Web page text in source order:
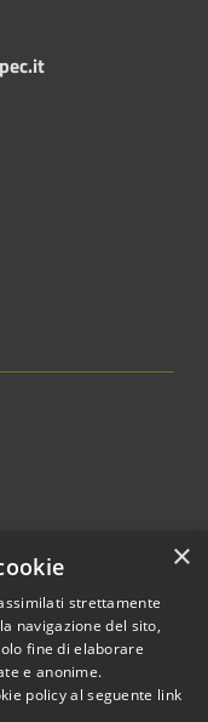
© 2026 • Comune di
Stefano di Cadore •
×
strettamente
navigazione del sito,
fine di elaborare
e anonime.
policy al seguente link